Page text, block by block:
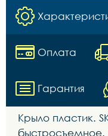
Оплата
Гарантия
Крыло пластик.
быстросъемное.